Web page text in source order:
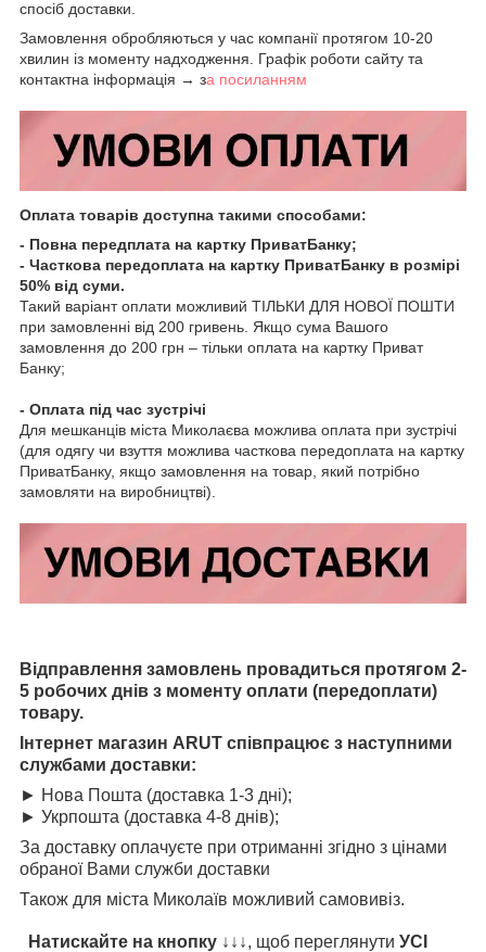
спосіб доставки.
Замовлення обробляються у час компанії протягом 10-20
хвилин із моменту надходження. Графік роботи сайту та
контактна інформація → за посиланням
Оплата товарів доступна такими способами:
- Повна передплата на картку ПриватБанку;
- Часткова передоплата на картку ПриватБанку в розмірі
50% від суми.
Такий варіант оплати можливий ТІЛЬКИ ДЛЯ НОВОЇ ПОШТИ
при замовленні від 200 гривень. Якщо сума Вашого
замовлення до 200 грн – тільки оплата на картку Приват
Банку;
- Оплата під час зустрічі
Для мешканців міста Миколаєва можлива оплата при зустрічі
(для одягу чи взуття можлива часткова передоплата на картку
ПриватБанку, якщо замовлення на товар, який потрібно
замовляти на виробництві).
Відправлення замовлень провадиться протягом 2-
5 робочих днів з моменту оплати (передоплати)
товару.
Інтернет магазин ARUT співпрацює з наступними
службами доставки:
► Нова Пошта (доставка 1-3 дні);
► Укрпошта (доставка 4-8 днів);
За доставку оплачуєте при отриманні згідно з цінами
обраної Вами служби доставки
Також для міста Миколаїв можливий самовивіз.
Натискайте на кнопку ↓↓↓, щоб переглянути УСІ